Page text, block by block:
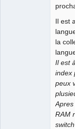
Il est
la
Il est
index
peux
RAM